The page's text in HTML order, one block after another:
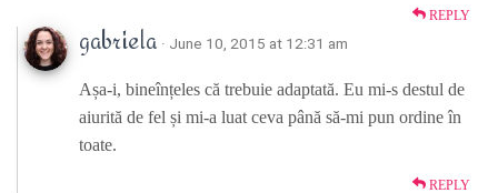
REPLY
gabriela · June 10, 2015 at 12:31 am
Așa-i, bineînțeles că trebuie adaptată. Eu mi-s destul de
aiurită de fel și mi-a luat ceva până să-mi pun ordine în
toate.
REPLY